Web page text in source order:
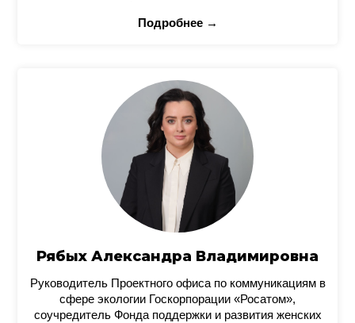
Подробнее →
Рябых Александра Владимировна
Руководитель Проектного офиса по коммуникациям в
сфере экологии Госкорпорации «Росатом»,
соучредитель Фонда поддержки и развития женских